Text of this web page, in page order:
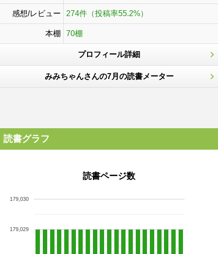
感想/レビュー 274件（投稿率55.2%）
本棚 70棚
プロフィール詳細
みみちゃんさんの7月の読書メーター
読書グラフ
読書ページ数
179,029
179,030